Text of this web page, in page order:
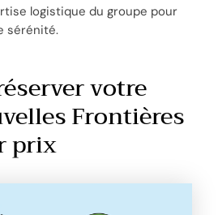
logistique du groupe pour
sérénité.
votre
Frontières
prix